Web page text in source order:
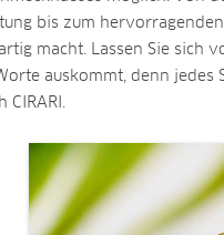
bis zum
macht. Lassen Sie sich
auskommt, denn jedes
CIRARI.